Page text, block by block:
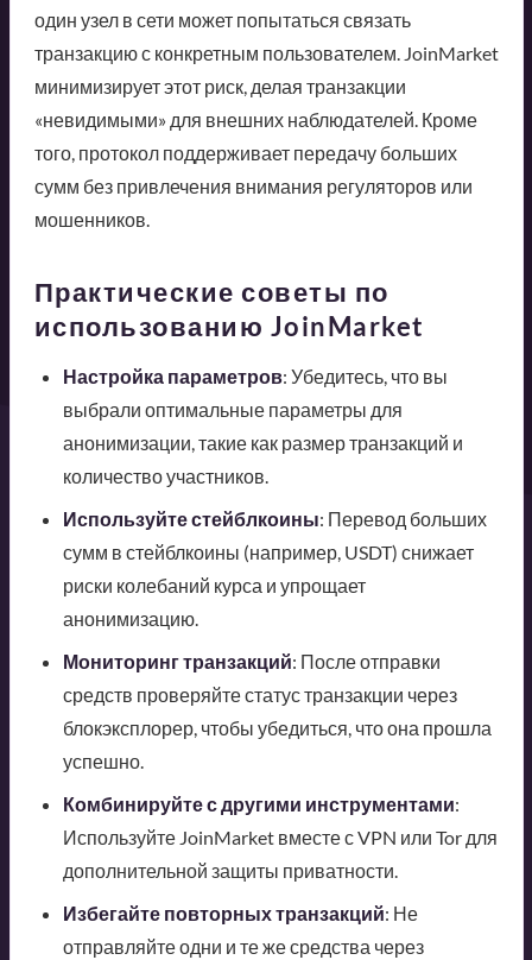
один узел в сети может попытаться связать
транзакцию с конкретным пользователем. JoinMarket
минимизирует этот риск, делая транзакции
«невидимыми» для внешних наблюдателей. Кроме
того, протокол поддерживает передачу больших
сумм без привлечения внимания регуляторов или
мошенников.
Практические советы по
использованию JoinMarket
Настройка параметров: Убедитесь, что вы
выбрали оптимальные параметры для
анонимизации, такие как размер транзакций и
количество участников.
Используйте стейблкоины: Перевод больших
сумм в стейблкоины (например, USDT) снижает
риски колебаний курса и упрощает
анонимизацию.
Мониторинг транзакций: После отправки
средств проверяйте статус транзакции через
блокэксплорер, чтобы убедиться, что она прошла
успешно.
Комбинируйте с другими инструментами:
Используйте JoinMarket вместе с VPN или Tor для
дополнительной защиты приватности.
Избегайте повторных транзакций: Не
отправляйте одни и те же средства через